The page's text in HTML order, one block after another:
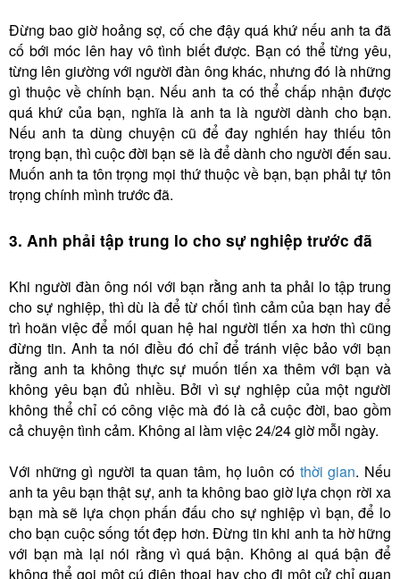
Đừng bao giờ hoảng sợ, cố che đậy quá khứ nếu anh ta đã
cố bới móc lên hay vô tình biết được. Bạn có thể từng yêu,
từng lên giường với người đàn ông khác, nhưng đó là những
gì thuộc về chính bạn. Nếu anh ta có thể chấp nhận được
quá khứ của bạn, nghĩa là anh ta là người dành cho bạn.
Nếu anh ta dùng chuyện cũ để đay nghiến hay thiếu tôn
trọng bạn, thì cuộc đời bạn sẽ là để dành cho người đến sau.
Muốn anh ta tôn trọng mọi thứ thuộc về bạn, bạn phải tự tôn
trọng chính mình trước đã.
3. Anh phải tập trung lo cho sự nghiệp trước đã
Khi người đàn ông nói với bạn rằng anh ta phải lo tập trung
cho sự nghiệp, thì dù là để từ chối tình cảm của bạn hay để
trì hoãn việc để mối quan hệ hai người tiến xa hơn thì cũng
đừng tin. Anh ta nói điều đó chỉ để tránh việc bảo với bạn
rằng anh ta không thực sự muốn tiến xa thêm với bạn và
không yêu bạn đủ nhiều. Bởi vì sự nghiệp của một người
không thể chỉ có công việc mà đó là cả cuộc đời, bao gồm
cả chuyện tình cảm. Không ai làm việc 24/24 giờ mỗi ngày.
Với những gì người ta quan tâm, họ luôn có thời gian. Nếu
anh ta yêu bạn thật sự, anh ta không bao giờ lựa chọn rời xa
bạn mà sẽ lựa chọn phấn đấu cho sự nghiệp vì bạn, để lo
cho bạn cuộc sống tốt đẹp hơn. Đừng tin khi anh ta hờ hững
với bạn mà lại nói rằng vì quá bận. Không ai quá bận để
không thể gọi một cú điện thoại hay cho đi một cử chỉ quan